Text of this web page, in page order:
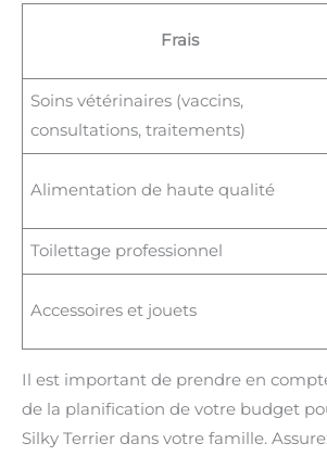
Frais
Soins vétérinaires (vaccins,
consultations, traitements)
Alimentation de haute qualité
Toilettage professionnel
Accessoires et jouets
Il est important de prendre en
de la planification de votre budget
Silky Terrier dans votre famille.